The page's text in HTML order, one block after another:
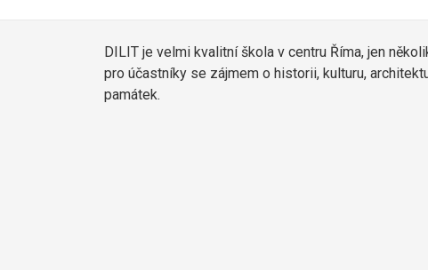
DILIT je velmi kvalitní škola v centru Říma, jen
pro účastníky se zájmem o historii, kulturu,
památek.